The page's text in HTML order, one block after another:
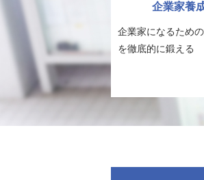
企業家養
企業家になるため
を徹底的に鍛える